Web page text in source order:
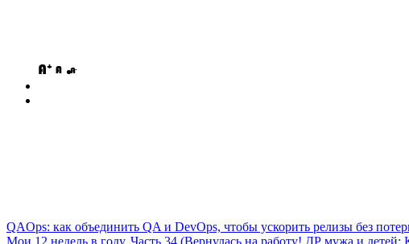
QAOps: как объединить QA и DevOps, чтобы ускорить релизы без